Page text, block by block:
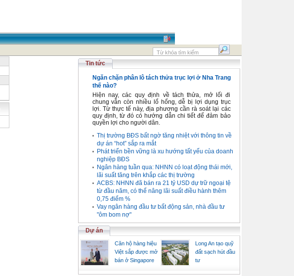
Tin tức
Ngăn chặn phân lô tách thửa trục lợi ở Nha Trang
thế nào?
Hiện nay, các quy định về tách thửa, mở lối đi
chung vẫn còn nhiều lổ hổng, dễ bị lợi dụng trục
lợi. Từ thực tế này, địa phương cần rà soát lại các
quy định, từ đó có hướng dẫn chi tiết để đảm bảo
quyền lợi cho người dân.
Thị trường BĐS bất ngờ tăng nhiệt với thông tin về
dự án “hot” sắp ra mắt
Phát triển bền vững là xu hướng tất yếu của doanh
nghiệp BĐS
Ngân hàng tuần qua: NHNN có loạt động thái mới,
lãi suất tăng trên khắp các thị trường
ACBS: NHNN đã bán ra 21 tỷ USD dự trữ ngoại tệ
từ đầu năm, có thể nâng lãi suất điều hành thêm
0,75 điểm %
Vay ngân hàng đầu tư bất động sản, nhà đầu tư
"ôm bom nợ"
Dự án
Căn hộ hàng hiệu
Việt sắp được mở
bán ở Singapore
Long An tạo quỹ
đất sạch hút đầu
tư